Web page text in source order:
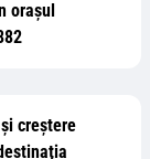
orașul
creştere